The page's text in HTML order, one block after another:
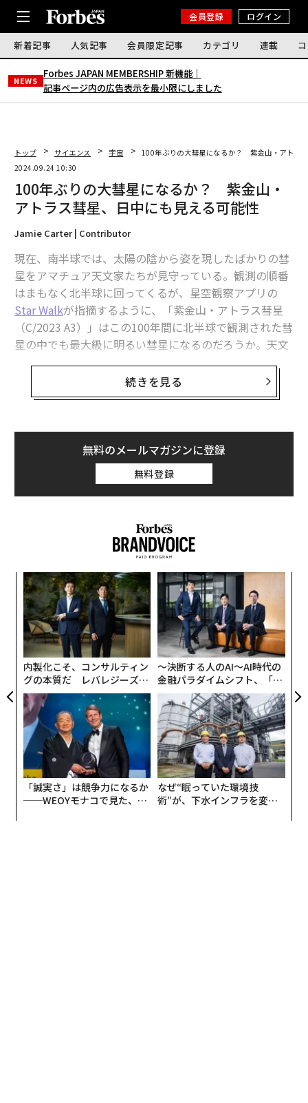
会員登録 ログイン
新着記事 人気記事 会員限定記事 カテゴリ 連載
NEWS
Forbes JAPAN MEMBERSHIP 新機能｜
記事ページ内の広告表示を最小限にしました
トップ サイエンス 宇宙
100年ぶりの大彗星になるか？ 紫金山・アトラ
2024.09.24 10:30
100年ぶりの大彗星になるか？ 紫金山・
アトラス彗星、日中にも見える可能性
Jamie Carter | Contributor
現在、南半球では、太陽の陰から姿を現したばかりの彗
星をアマチュア天文家たちが見守っている。観測の順番
はまもなく北半球に回ってくるが、星空観察アプリの
Star Walkが指摘するように、「紫金山・アトラス彗星
（C/2023 A3）」はこの100年間に北半球で観測された彗
星の中でも最大級に明るい彗星になるのだろうか。天文
情報サイトのSky&Telescopeなどは、10月に入れば
日中にも見えるようになる可能性があるとしているが、
期待してもよいのだろうか。
まだ確実なことは言えないが、今週後半に北半球からの
観測が開始されれば、さらに多くの手がかりが得られる
どこまで明るくなるのか
誇大にも思える前評判は、実態に基づいたものだ。宇宙
Spaceweather.comは、オーストラリア
の天体写真家マイケル・マティアッツォの言葉を引用
し、紫金山・アトラス彗星が急速に明るさを増している
と伝えている。
マティアッツォは夜明け前の空に尾を引く白っぽい彗星
の撮影に成功している。明るさは4.3等級と推定され、肉
眼でも見える。こと座で最も明るい星ベガの絶対等級と
同じ、0.6等級まで明るくなるとする予想もある。
🌠 Comet C/2023 A3 Tsuchinshan-ATLAS Update!
Captured on September 17, 2024, at 19:25 UT b
y Michael Mattiazzo from Swan Hill, Victoria, Aus
tralia, this amazing image shows Comet C/2023
A3 Tsuchinshan-ATLAS shining with an apparent
続きを見る
無料のメールマガジンに登録
無料登録
内製化こそ、コンサルティン
グの本質だ レバレジーズが
実践する、次世代ファームの
全貌
〜決断する人のAI〜AI時代の
金融パラダイムシフト、「超
個別化」の核心 【MUFG×ウ
ェルスナビ×PwC】
「誠実さ」は競争力になるか
──WEOYモナコで見た、く
なぜ“眠っていた環境技
術”が、下水インフラを変え